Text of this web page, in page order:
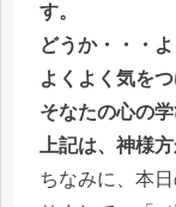
す。
どうか・・・
よくよく気をつ
そなたの心の学
上記は、神様
ちなみに、本